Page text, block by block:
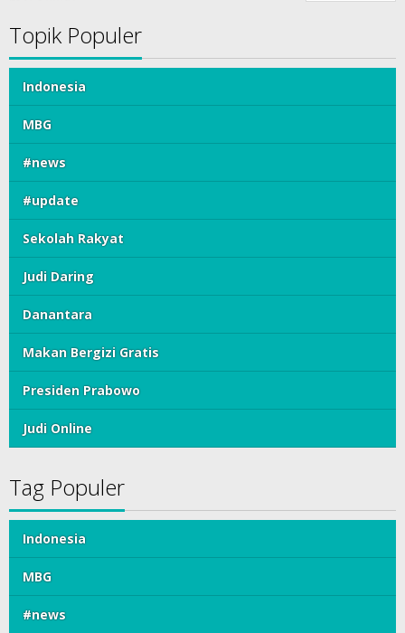
Topik Populer
Indonesia
MBG
#news
#update
Sekolah Rakyat
Judi Daring
Danantara
Makan Bergizi Gratis
Presiden Prabowo
Judi Online
Tag Populer
Indonesia
MBG
#news